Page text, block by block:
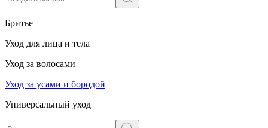
Бритье
Уход для лица и тела
Уход за волосами
Уход за усами и бородой
Универсальный уход